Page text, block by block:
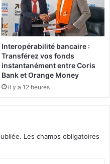
Interopérabilité bancaire :
Transférez vos fonds
instantanément entre Coris
Bank et Orange Money
il y a 12 heures
Les champs obligatoires